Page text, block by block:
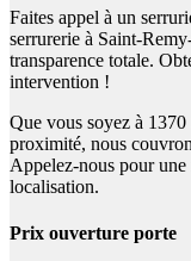
Faites appel à un
serrurerie à Saint-
transparence totale.
intervention !
Que vous soyez à
proximité, nous
Appelez-nous pour
localisation.
Prix ouverture porte